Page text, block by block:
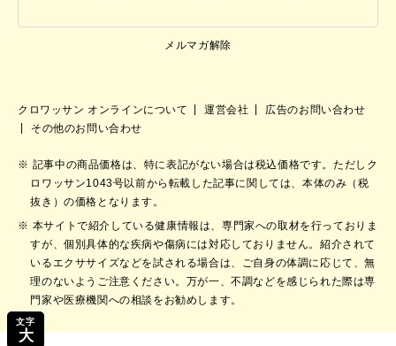
文字
大
メルマガ解除
クロワッサン オンラインについて 運営会社
広告のお問い合わせ
その他のお問い合わせ
記事中の商品価格は、特に表記がない場合は税込価格です。ただしク
ロワッサン1043号以前から転載した記事に関しては、本体のみ（税
抜き）の価格となります。
本サイトで紹介している健康情報は、専門家への取材を行っておりま
すが、個別具体的な疾病や傷病には対応しておりません。紹介されて
いるエクササイズなどを試される場合は、ご自身の体調に応じて、無
理のないようご注意ください。万が一、不調などを感じられた際は専
門家や医療機関への相談をお勧めします。